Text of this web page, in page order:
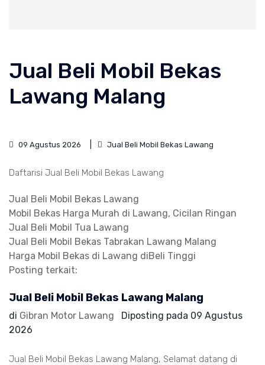
Jual Beli Mobil Bekas
Lawang Malang
09 Agustus 2026 Jual Beli Mobil Bekas Lawang
Daftarisi Jual Beli Mobil Bekas Lawang
Jual Beli Mobil Bekas Lawang
Mobil Bekas Harga Murah di Lawang, Cicilan Ringan
Jual Beli Mobil Tua Lawang
Jual Beli Mobil Bekas Tabrakan Lawang Malang
Harga Mobil Bekas di Lawang diBeli Tinggi
Posting terkait:
Jual Beli Mobil Bekas Lawang Malang
di Gibran Motor Lawang Diposting pada 09 Agustus
2026
Jual Beli Mobil Bekas Lawang Malang, Selamat datang di